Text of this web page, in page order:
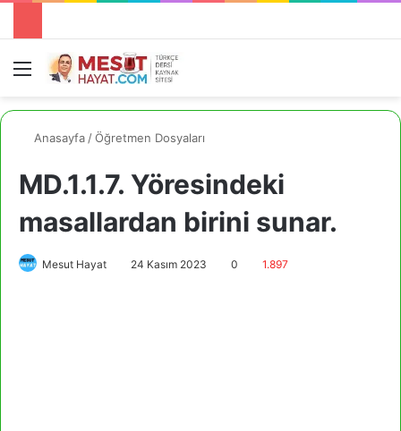
Menü
Anasayfa /Öğretmen Dosyaları
MD.1.1.7. Yöresindeki
masallardan birini sunar.
Mesut Hayat 24 Kasım 2023 0 1.897